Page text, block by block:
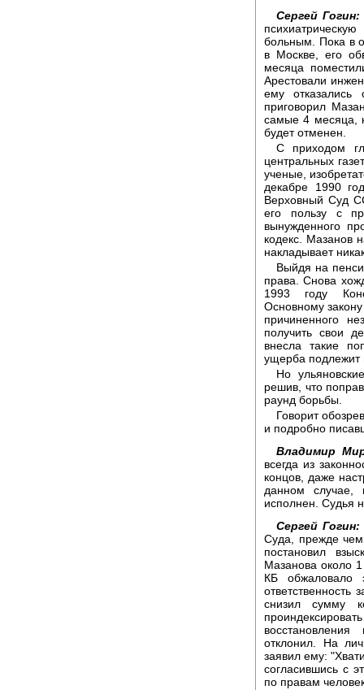
Сергей Гогин:
больным. Пока в
в Москве, его
месяца
Арестовали
ему отказались
приговорил
самые 4 месяца,
будет отменен.
С приходом
центральных
ученые,
декабре 1990
Верховный Суд
его пользу с
вынужденного
кодекс. Мазанов
накладывает
Выйдя на
права. Снова
1993 году
Основному
причиненного
получить свои
внесла такие
ущерба подлежит
Но
решив, что
раунд борьбы.
Говорит
и подробно
Владимир
всегда из
концов, даже
данном
исполнен. Судья
Сергей Гогин:
Суда, прежде чем
постановил
Мазанова около
КБ обжаловало
ответственность
снизил сумму
отклонил. На
заявил ему:
согласившись с
по правам